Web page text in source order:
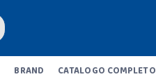
BRAND CATALOGO COMPLETO